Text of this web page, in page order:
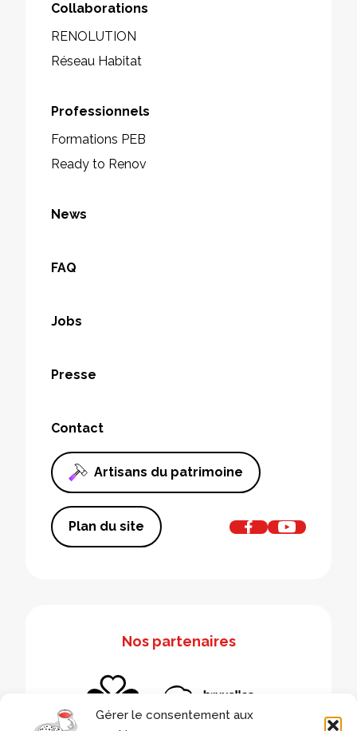
Gérer le consentement aux
Collaborations
RENOLUTION
Réseau Habitat
Professionnels
Formations PEB
Ready to Renov
News
FAQ
Jobs
Presse
Contact
Artisans du patrimoine
Plan du site
Nos partenaires